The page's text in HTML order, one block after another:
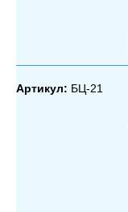
Артикул: БЦ-21